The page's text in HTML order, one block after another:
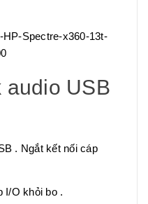
audio USB
. Ngắt kết nối cáp
I/O khỏi bo .